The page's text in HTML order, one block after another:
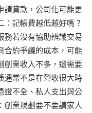
請貸款，公司化可能更
記帳費越低越好嗎？
務若沒有協助辨識交易
合約爭議的成本，可能
創業收入不多，還需要
通常不是在營收很大時
證不全、私人支出與公
創業規劃要不要請家人